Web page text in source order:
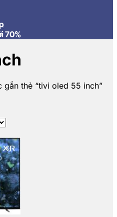
70%
gắn thẻ “tivi oled 55 inch”